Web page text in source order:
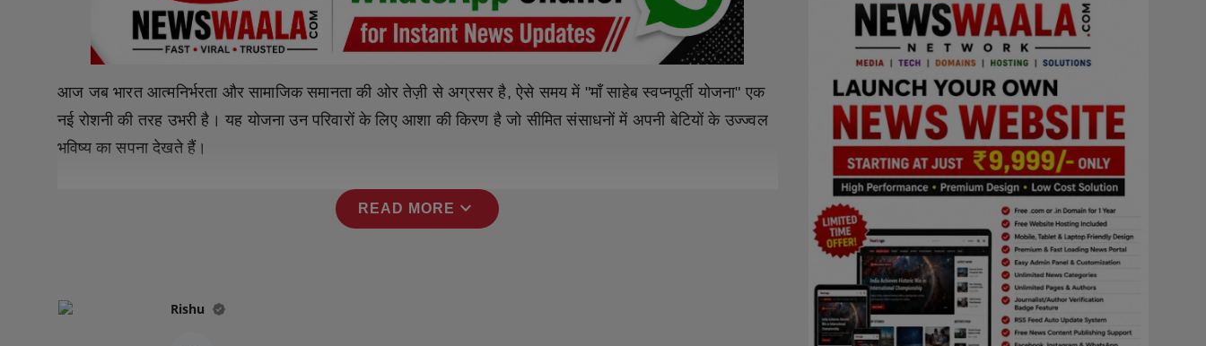
Press Release
आज जब भारत आत्मनिर्भरता और सामाजिक समानता की ओर तेज़ी से अग्रसर है, ऐसे समय में "माँ साहेब स्वप्नपूर्ती योजना" एक
नई रोशनी की तरह उभरी है। यह योजना उन परिवारों के लिए आशा की किरण है जो सीमित संसाधनों में अपनी बेटियों के उज्ज्वल
भविष्य का सपना देखते हैं।
READ MORE expand_more
Rishu